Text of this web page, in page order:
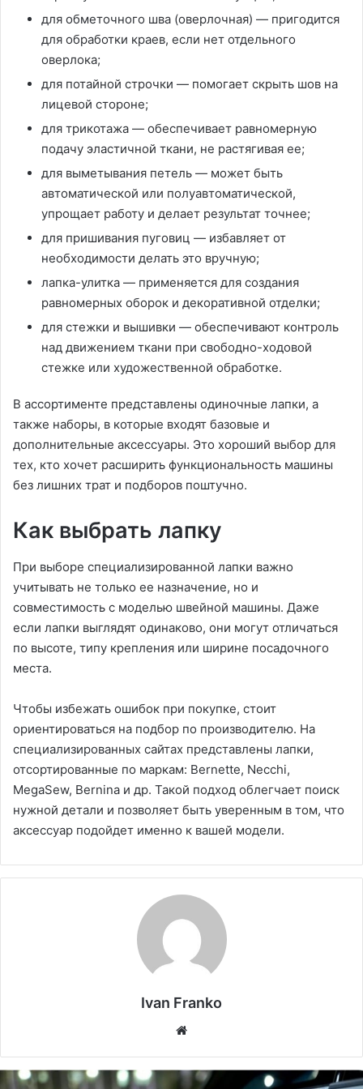
для обметочного шва (оверлочная) — пригодится
для обработки краев, если нет отдельного
оверлока;
для потайной строчки — помогает скрыть шов на
лицевой стороне;
для трикотажа — обеспечивает равномерную
подачу эластичной ткани, не растягивая ее;
для выметывания петель — может быть
автоматической или полуавтоматической,
упрощает работу и делает результат точнее;
для пришивания пуговиц — избавляет от
необходимости делать это вручную;
лапка-улитка — применяется для создания
равномерных оборок и декоративной отделки;
для стежки и вышивки — обеспечивают контроль
над движением ткани при свободно-ходовой
стежке или художественной обработке.
В ассортименте представлены одиночные лапки, а
также наборы, в которые входят базовые и
дополнительные аксессуары. Это хороший выбор для
тех, кто хочет расширить функциональность машины
без лишних трат и подборов поштучно.
Как выбрать лапку
При выборе специализированной лапки важно
учитывать не только ее назначение, но и
совместимость с моделью швейной машины. Даже
если лапки выглядят одинаково, они могут отличаться
по высоте, типу крепления или ширине посадочного
места.
Чтобы избежать ошибок при покупке, стоит
ориентироваться на подбор по производителю. На
специализированных сайтах представлены лапки,
отсортированные по маркам: Bernette, Necchi,
MegaSew, Bernina и др. Такой подход облегчает поиск
нужной детали и позволяет быть уверенным в том, что
аксессуар подойдет именно к вашей модели.
Ivan Franko